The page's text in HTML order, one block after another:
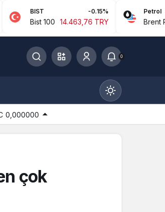
Bist 100 14.463,76 TRY
Petrol
Brent Petrol
0
Gündüz Modu
Gündüz modunu seçin.
0,000000
çok